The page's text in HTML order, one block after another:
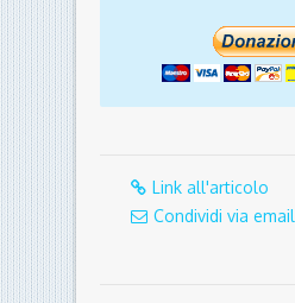
Link all'articolo
Condividi via email